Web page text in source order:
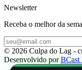
Newsletter
Receba o melhor da
© 2026 Culpa do Lag -
Desenvolvido porBCast